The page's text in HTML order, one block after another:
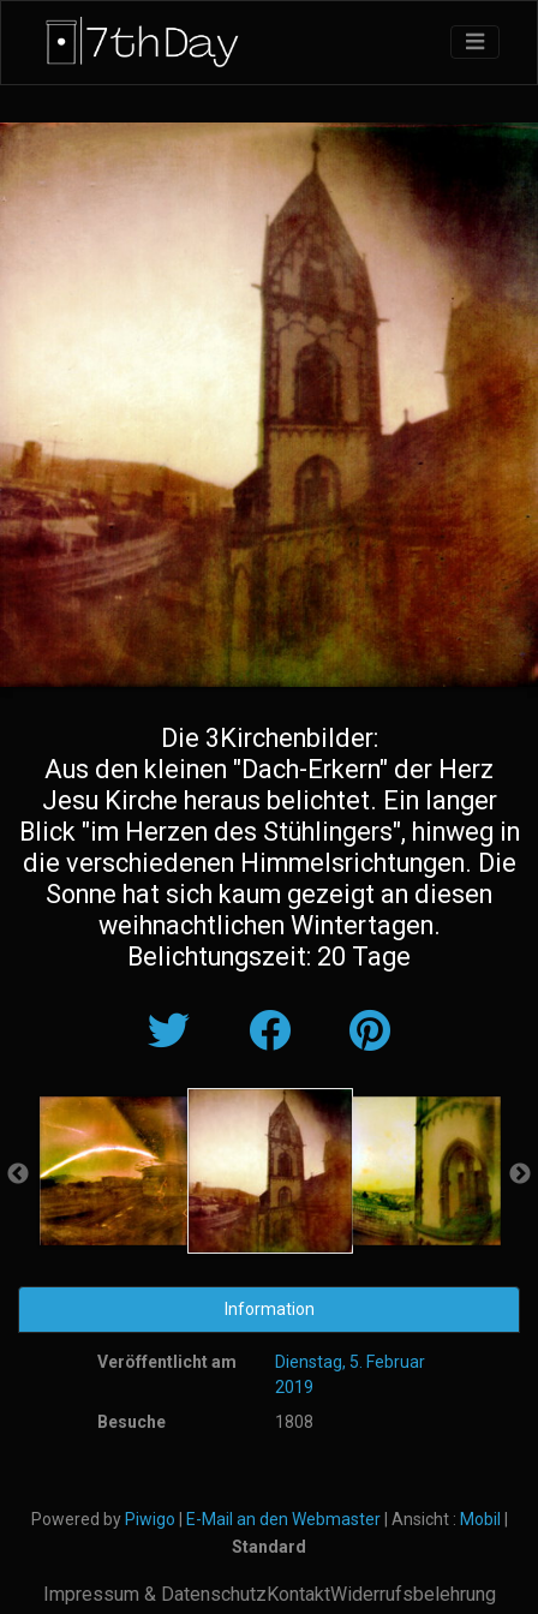
Die 3Kirchenbilder:
Aus den kleinen "Dach-Erkern" der Herz
Jesu Kirche heraus belichtet. Ein langer
Blick "im Herzen des Stühlingers", hinweg in
die verschiedenen Himmelsrichtungen. Die
Sonne hat sich kaum gezeigt an diesen
weihnachtlichen Wintertagen.
Belichtungszeit: 20 Tage
Information
Veröffentlicht am
Dienstag, 5. Februar
2019
Besuche
1808
Powered by Piwigo E-Mail an den Webmaster| Ansicht : Mobil
Standard
Impressum & DatenschutzKontaktWiderrufsbelehrung